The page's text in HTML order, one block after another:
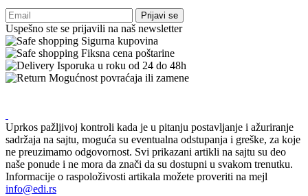
Prijavi se
Uspešno ste se prijavili na naš newsletter
Sigurna kupovina
Fiksna cena poštarine
Isporuka u roku od 24 do 48h
Mogućnost povraćaja ili zamene
Uprkos pažljivoj kontroli kada je u pitanju postavljanje i ažuriranje
sadržaja na sajtu, moguća su eventualna odstupanja i greške, za koje
ne preuzimamo odgovornost. Svi prikazani artikli na sajtu su deo
naše ponude i ne mora da znači da su dostupni u svakom trenutku.
Informacije o raspoloživosti artikala možete proveriti na mejl
info@edi.rs